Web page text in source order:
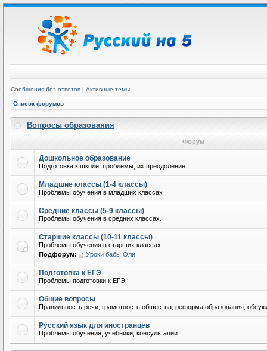
Сообщения без ответов | Активные темы
Список форумов
Вопросы образования
Форум
Дошкольное образование
Подготовка к школе, проблемы, их преодоление
Младшие классы (1-4 классы)
Проблемы обучения в младших классах
Средние классы (5-9 классы)
Проблемы обучения в средних классах.
Старшие классы (10-11 классы)
Проблемы обучения в старших классах.
Подфорум:
Уроки бабы Оли
Подготовка к ЕГЭ
Проблемы подготовки к ЕГЭ.
Общие вопросы
Правильность речи, грамотность общества, реформа образования,
Русский язык для иностранцев
Проблемы обучения, учебники, консультации